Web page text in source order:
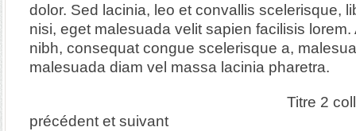
dolor. Sed lacinia, leo et convallis scelerisque,
nisi, eget malesuada velit sapien facilisis
nibh, consequat congue scelerisque a,
malesuada diam vel massa lacinia pharetra.
Titre 2
précédent et suivant